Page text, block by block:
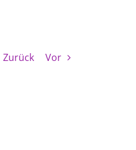
Zurück Vor